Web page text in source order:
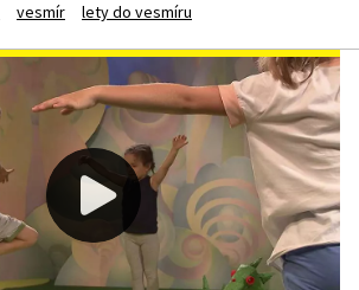
vesmír lety do vesmíru